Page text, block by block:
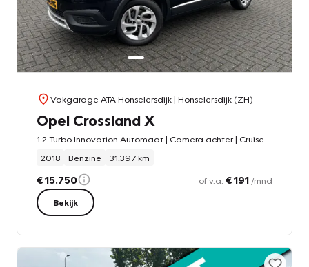
Vakgarage ATA Honselersdijk| Honselersdijk (ZH)
Opel Crossland X
2018
Benzine 31.397 km
€ 15.750 of v.a. € 191 /mnd
Bekijk